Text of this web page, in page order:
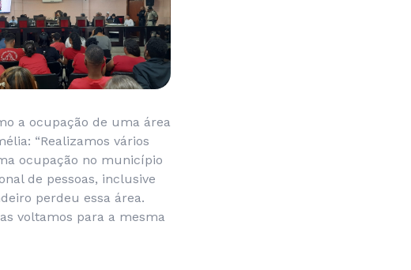
a ocupação de uma área
“Realizamos vários
ocupação no município
de pessoas, inclusive
perdeu essa área.
voltamos para a mesma